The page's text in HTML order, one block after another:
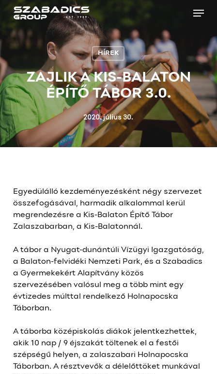
content
HÍREK
ZAJLIK A KIS-BALATON
ÉPÍTŐ TÁBOR 3.0.
2020. július 30.
Egyedülálló kezdeményezésként négy szervezet
összefogásával, harmadik alkalommal kerül
megrendezésre a Kis-Balaton Építő Tábor
Zalaszabarban, a Kis-Balatonnál.
A tábor a Nyugat-dunántúli Vízügyi Igazgatóság,
a Balaton-felvidéki Nemzeti Park, és a Szabadics
a Gyermekekért Alapítvány közös
szervezésében valósul meg a több mint egy
évtizedes múlttal rendelkező Holnapocska
Táborban.
A táborba középiskolás diákok jelentkezhettek,
akik 10 nap / 9 éjszakát töltenek el a festői
szépségű helyen, a zalaszabari Holnapocska
Táborban. A résztvevők a délelőttöket munkával
Menu